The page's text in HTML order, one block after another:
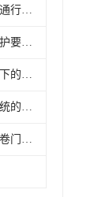
高速卷门能否适应高频通行？奇道智能门提供安徽本地案例
工厂钢木大门的日常维护要点，奇道智能门总结实用经验
厂房保温门在冬夏温差下的变形控制，安徽奇道智能门技术要点
翻板车库门扭簧平衡系统的维护周期——奇道智能门建议
安徽奇道智能门厂房快卷门，安装周期与原有土建如何配合？